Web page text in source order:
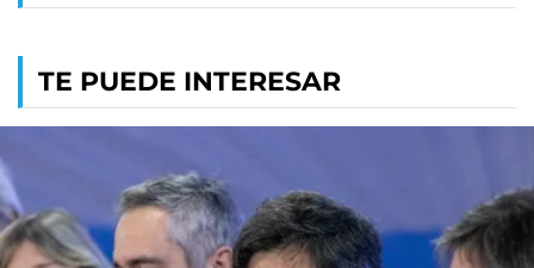
TE PUEDE INTERESAR